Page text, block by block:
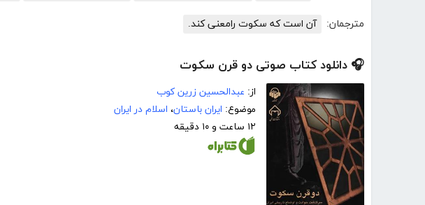
مترجمان: آن است که سکوت رامعنی کند.
🎧 دانلود کتاب صوتی دو قرن سکوت
از: عبدالحسین زرین کوب
موضوع: ایران باستان، اسلام در ایران
۱۲ ساعت و ۱۰ دقیقه